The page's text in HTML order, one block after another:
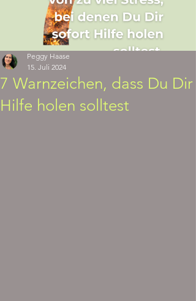
7 Warnzeichen, dass Du Dir
Hilfe holen solltest
Peggy Haase
15. Juli 2024